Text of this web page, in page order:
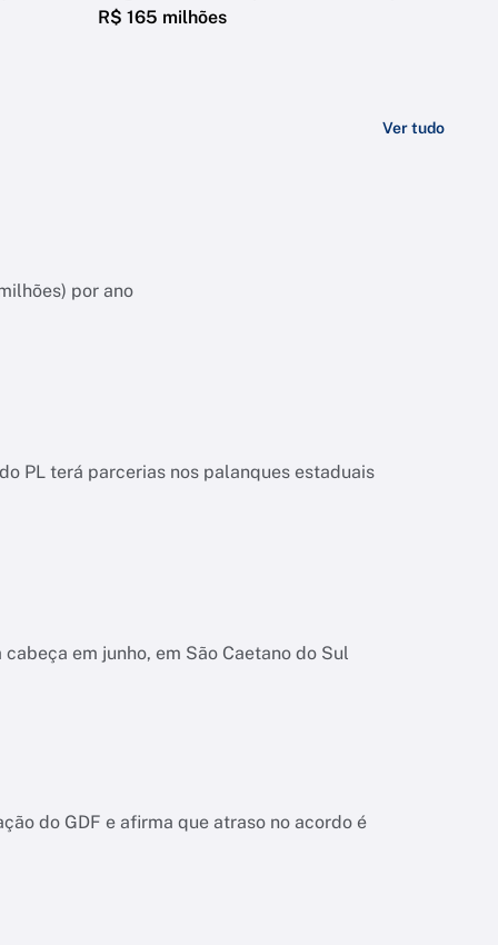
R$ 165 milhões
Ver tudo
por ano
PL terá parcerias nos palanques estaduais
em junho, em São Caetano do Sul
do GDF e afirma que atraso no acordo é